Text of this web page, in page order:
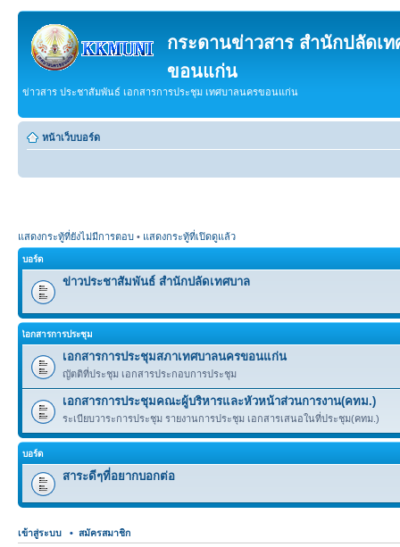
กระดานข่าวสาร สำนักปลัดเ
ขอนแก่น
ข่าวสาร ประชาสัมพันธ์ เอกสารการประชุม เทศบาลนครขอนแก่น
หน้าเว็บบอร์ด
แสดงกระทู้ที่ยังไม่มีการตอบ • แสดงกระทู้ที่เปิดดูแล้ว
บอร์ด
ข่าวประชาสัมพันธ์ สำนักปลัดเทศบาล
เิอกสารการประชุม
เอกสารการประชุมสภาเทศบาลนครขอนแก่น
ญัตติที่ประชุม เอกสารประกอบการประชุม
เอกสารการประชุมคณะผู้บริหารและหัวหน้าส่วนการงาน(คทม.)
ระเบียบวาระการประชุม รายงานการประชุม เอกสารเสนอในที่ประชุม(คทม.)
บอร์ด
สาระดีๆที่อยากบอกต่อ
เข้าสู่ระบบ • สมัครสมาชิก